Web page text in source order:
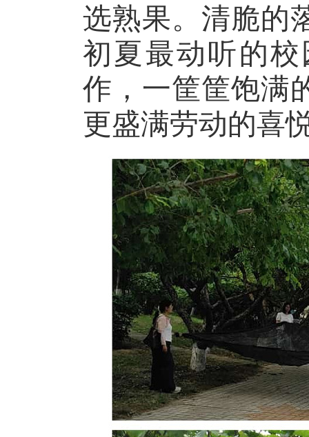
选熟果。清脆的
初夏最动听的
作，一筐筐饱满
更盛满劳动的喜